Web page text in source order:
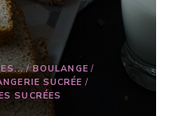
/BOULANGE /
SUCRÉE /
SUCRÉES